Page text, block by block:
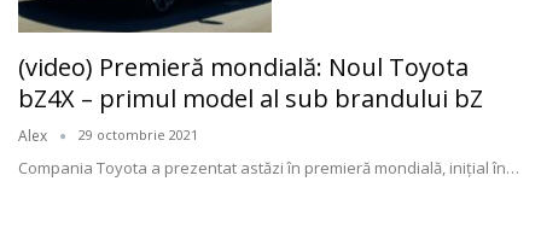
(video) Premieră mondială: Noul Toyota
bZ4X – primul model al sub brandului bZ
Alex 29 octombrie 2021
Compania Toyota a prezentat astăzi în premieră mondială, iniţial în…